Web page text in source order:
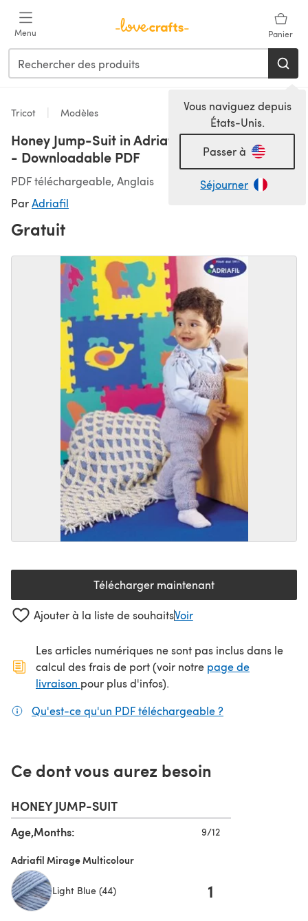
Menu Panier
Vous naviguez depuis
États-Unis.
Passer à
Séjourner
Tricot Modèles
Honey Jump-Suit in Adriafil Mirage Multicolor
- Downloadable PDF
PDF téléchargeable, Anglais
ParAdriafil
Gratuit
Télécharger maintenant(s'ouvre dans un nouvel
Ajouter à la liste de souhaitsVoir
Les articles numériques ne sont pas inclus dans le
calcul des frais de port (voir notre page de
livraison (s'ouvre dans un nouvel onglet)
pour plus d'infos).
Qu'est-ce qu'un PDF téléchargeable ?
Ce dont vous aurez besoin
HONEY JUMP-SUIT
Age,Months: 9/12
Adriafil Mirage Multicolour
Light Blue (44) 1